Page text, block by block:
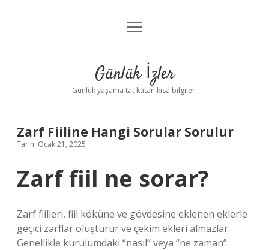
Anasayfa
Yasal Uyarı
menüyü
Günlük İzler
Günlük yaşama tat katan kısa bilgiler.
Zarf Fiiline Hangi Sorular Sorulur
Tarih: Ocak 21, 2025
Zarf fiil ne sorar?
Zarf fiilleri, fiil köküne ve gövdesine eklenen eklerle
geçici zarflar oluşturur ve çekim ekleri almazlar.
Genellikle kurulumdaki “nasıl” veya “ne zaman”